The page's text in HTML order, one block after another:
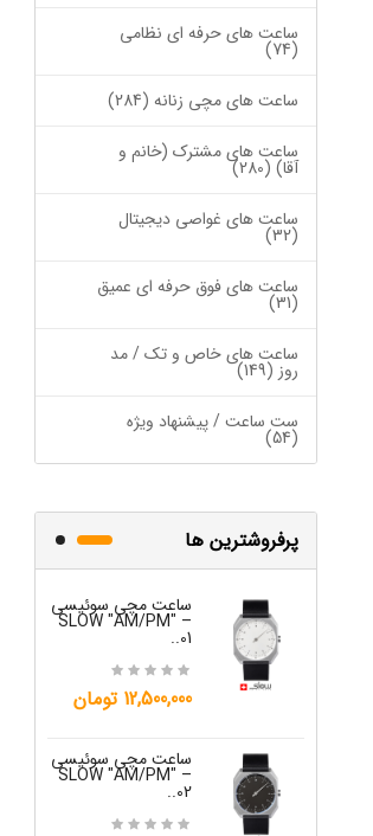
ساعت های حرفه ای نظامی
(74)
ساعت های مچی زنانه (284)
ساعت های مشترک (خانم و
آقا) (280)
ساعت های غواصی دیجیتال
(32)
ساعت های فوق حرفه ای عمیق
(31)
ساعت های خاص و تک / مد
روز (149)
ست ساعت / پیشنهاد ویژه
(54)
پرفروشترین ها
ساعت مچی سوئیسی
SLOW "AM/PM" –
01..
12,500,000 تومان
ساعت مچی سوئیسی
SLOW "AM/PM" –
02..